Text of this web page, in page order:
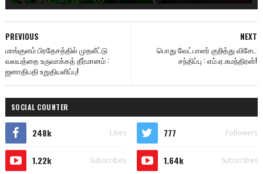
NEXT
பொது வேட்பாளர் குறித்து விசேட
சந்திப்பு : எம்.ஏ.சுமந்திரன்!
PREVIOUS
மாங்குளம் பிரதேசத்தில் முதலீட்டு
வலயத்தை உருவாக்கத் தீர்மானம் :
ஜனாதிபதி உறுதியளிப்பு!
SOCIAL COUNTER
248k Likes 777 Followers
1.22k Subscribes 1.64k Subscribes